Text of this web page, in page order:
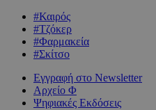
#Καιρός
#Τζόκερ
#Φαρμακεία
#Σκίτσο
Εγγραφή στο Newsletter
Αρχείο Φ
Ψηφιακές Εκδόσεις